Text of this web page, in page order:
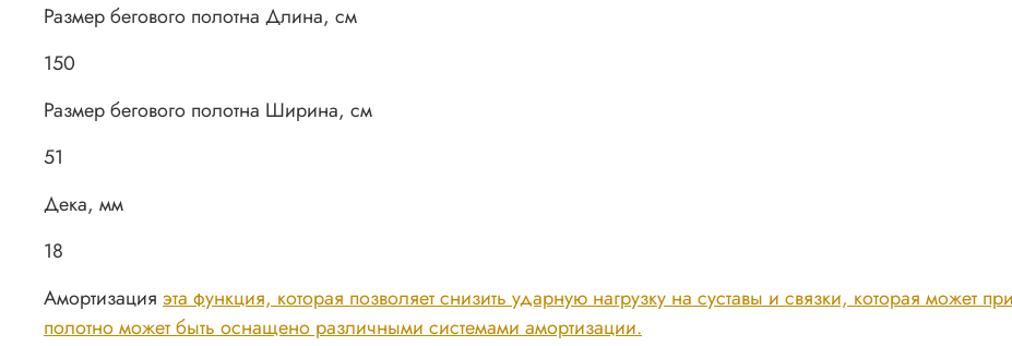
Размер бегового полотна Длина, см
150
Размер бегового полотна Ширина, см
51
Дека, мм
18
Амортизация эта функция, которая позволяет снизить ударную нагрузку на суставы и связки, которая может
полотно может быть оснащено различными системами амортизации.